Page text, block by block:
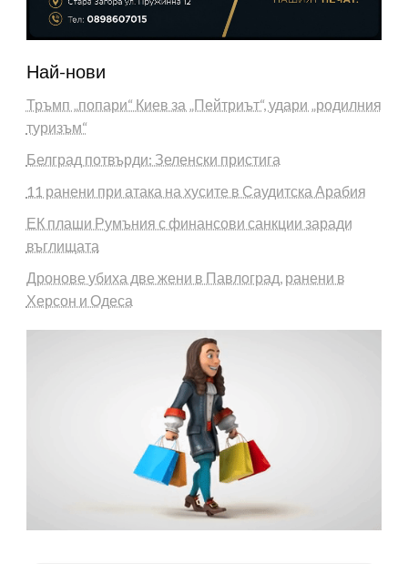
Най-нови
Тръмп „попари“ Киев за „Пейтриът“, удари „родилния
туризъм“
Белград потвърди: Зеленски пристига
11 ранени при атака на хусите в Саудитска Арабия
ЕК плаши Румъния с финансови санкции заради
въглищата
Дронове убиха две жени в Павлоград, ранени в
Херсон и Одеса